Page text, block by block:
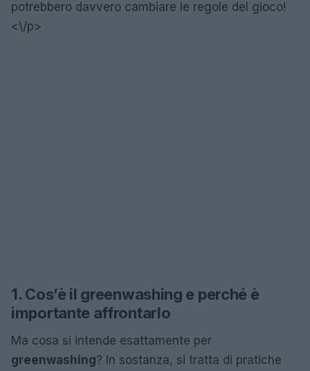
potrebbero davvero cambiare le regole del gioco!
<\/p>
1. Cos’è il greenwashing e perché è
importante affrontarlo
Ma cosa si intende esattamente per
greenwashing? In sostanza, si tratta di pratiche